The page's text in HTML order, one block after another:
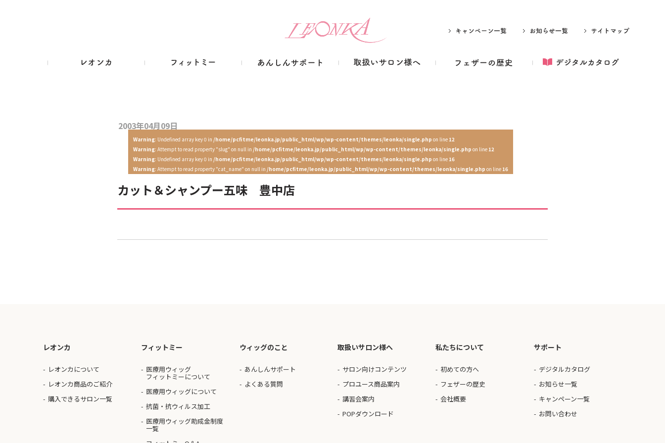
2003年04月09日
Warning: Undefined array key 0 in /home/pcfitme/leonka.jp/public_html/wp/wp-content/themes/leonka/single.php on line12
Warning: Attempt to read property "slug" on null in /home/pcfitme/leonka.jp/public_html/wp/wp-content/themes/leonka/single.php on line12
Warning: Undefined array key 0 in /home/pcfitme/leonka.jp/public_html/wp/wp-content/themes/leonka/single.php on line16
Warning: Attempt to read property "cat_name" on null in /home/pcfitme/leonka.jp/public_html/wp/wp-content/themes/leonka/single.php on line16
カット＆シャンプー五味 豊中店
レオンカ
レオンカについて
レオンカ商品のご紹介
購入できるサロン一覧
フィットミー
医療用ウィッグ
フィットミーについて
医療用ウィッグについて
抗菌・抗ウィルス加工
医療用ウィッグ助成金制度
一覧
ウィッグのこと
あんしんサポート
よくある質問
取扱いサロン様へ
サロン向けコンテンツ
プロユース商品案内
講習会案内
POPダウンロード
私たちについて
初めての方へ
フェザーの歴史
会社概要
サポート
デジタルカタログ
お知らせ一覧
キャンペーン一覧
お問い合わせ